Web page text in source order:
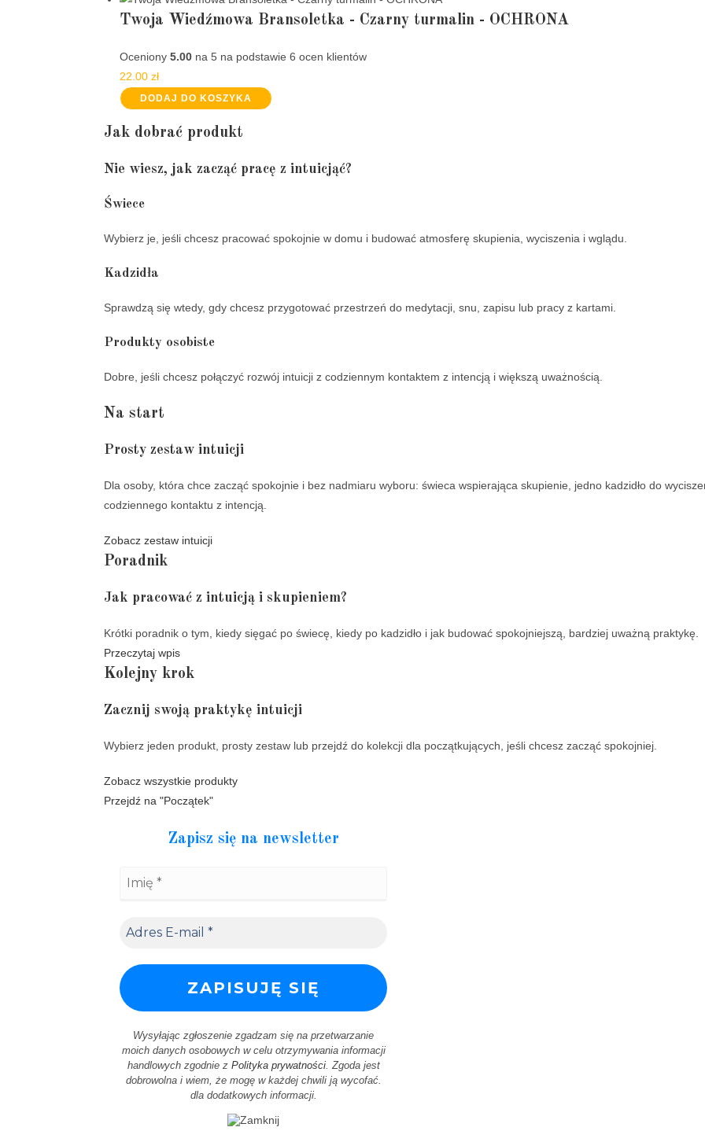
Twoja Wiedźmowa Bransoletka - Czarny turmalin - OCHRONA
Oceniony 5.00 na 5 na podstawie 6 ocen klientów
22.00 zł
DODAJ DO KOSZYKA
Jak dobrać produkt
Nie wiesz, jak zacząć pracę z intuicjąć?
Świece
Wybierz je, jeśli chcesz pracować spokojnie w domu i budować atmosferę skupienia, wyciszenia i wglądu.
Kadzidła
Sprawdzą się wtedy, gdy chcesz przygotować przestrzeń do medytacji, snu, zapisu lub pracy z kartami.
Produkty osobiste
Dobre, jeśli chcesz połączyć rozwój intuicji z codziennym kontaktem z intencją i większą uważnością.
Na start
Prosty zestaw intuicji
Dla osoby, która chce zacząć spokojnie i bez nadmiaru wyboru: świeca wspierająca skupienie, jedno kadzidło do
codziennego kontaktu z intencją.
Zobacz zestaw intuicji
Poradnik
Jak pracować z intuicją i skupieniem?
Krótki poradnik o tym, kiedy sięgać po świecę, kiedy po kadzidło i jak budować spokojniejszą, bardziej uważną praktykę.
Przeczytaj wpis
Kolejny krok
Zacznij swoją praktykę intuicji
Wybierz jeden produkt, prosty zestaw lub przejdź do kolekcji dla początkujących, jeśli chcesz zacząć spokojniej.
Zobacz wszystkie produkty
Przejdź na "Początek"
Zapisz się na newsletter
Wysyłając zgłoszenie zgadzam się na przetwarzanie
moich danych osobowych w celu otrzymywania informacji
handlowych zgodnie z Polityka prywatności. Zgoda jest
dobrowolna i wiem, że mogę w każdej chwili ją wycofać.
dla dodatkowych informacji.